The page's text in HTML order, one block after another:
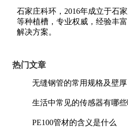
石家庄科环，2016年成立于石
等种植槽，专业权威，经验丰
解决方案。
热门文章
无缝钢管的常用规格及壁厚
生活中常见的传感器有哪
PE100管材的含义是什么